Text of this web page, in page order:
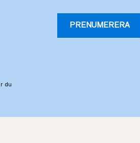
PRENUMERERA
du